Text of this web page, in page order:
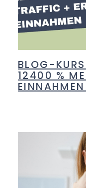
BLOG-
12400 %
EINNAHMEN